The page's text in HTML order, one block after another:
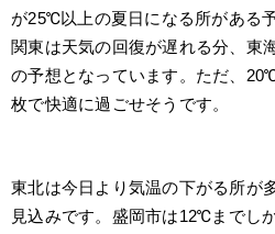
が25℃以上の夏日になる所がある予
関東は天気の回復が遅れる分、東
の予想となっています。ただ、
枚で快適に過ごせそうです。
東北は今日より気温の下がる所が
見込みです。盛岡市は12℃までし